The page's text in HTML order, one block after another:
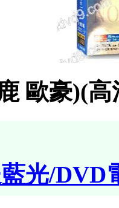
歐豪)(
光/DVD